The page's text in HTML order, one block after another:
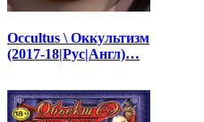
Occultus \ Оккультизм
(2017-18|Рус|Англ)…